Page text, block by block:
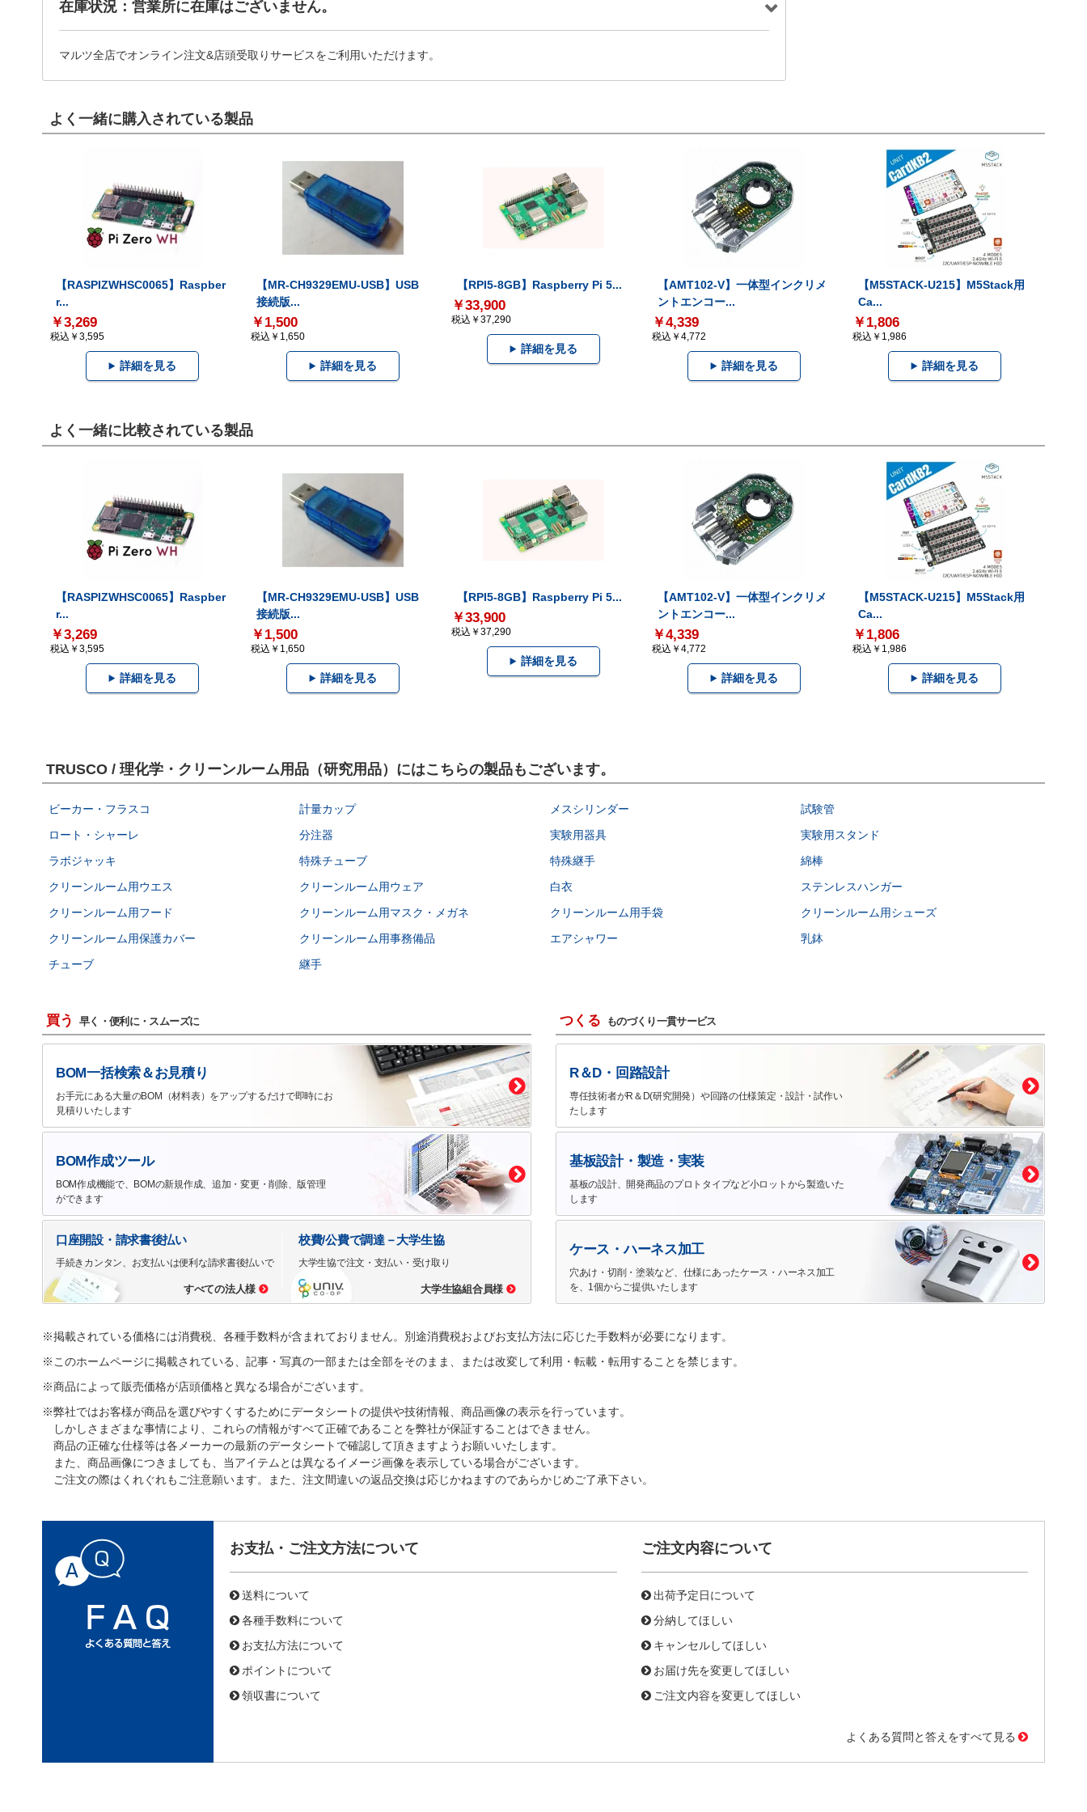
在庫状況：営業所に在庫はございません。
マルツ全店でオンライン注文&店頭受取りサービスをご利用いただけます。
よく一緒に購入されている製品
【RASPIZWHSC0065】Raspber
r...
￥3,269
税込￥3,595
詳細を見る
【MR-CH9329EMU-USB】USB
接続版...
￥1,500
税込￥1,650
詳細を見る
【RPI5-8GB】Raspberry Pi 5...
￥33,900
税込￥37,290
詳細を見る
【AMT102-V】一体型インクリメ
ントエンコー...
￥4,339
税込￥4,772
詳細を見る
【M5STACK-U215】M5Stack用
Ca...
￥1,806
税込￥1,986
詳細を見る
よく一緒に比較されている製品
【RASPIZWHSC0065】Raspber
r...
￥3,269
税込￥3,595
詳細を見る
【MR-CH9329EMU-USB】USB
接続版...
￥1,500
税込￥1,650
詳細を見る
【RPI5-8GB】Raspberry Pi 5...
￥33,900
税込￥37,290
詳細を見る
【AMT102-V】一体型インクリメ
ントエンコー...
￥4,339
税込￥4,772
詳細を見る
【M5STACK-U215】M5Stack用
Ca...
￥1,806
税込￥1,986
詳細を見る
TRUSCO / 理化学・クリーンルーム用品（研究用品）にはこちらの製品もございます。
ビーカー・フラスコ 計量カップ メスシリンダー
試験管
ロート・シャーレ
分注器 実験用器具
実験用スタンド
ラボジャッキ
特殊チューブ 特殊継手
綿棒
クリーンルーム用ウエス
クリーンルーム用ウェア 白衣
ステンレスハンガー
クリーンルーム用フード
クリーンルーム用マスク・メガネ クリーンルーム用手袋
クリーンルーム用シューズ
クリーンルーム用保護カバー
クリーンルーム用事務備品 エアシャワー
乳鉢
チューブ
継手
買う 早く・便利に・スムーズに
BOM一括検索＆お見積り
お手元にある大量のBOM（材料表）をアップするだけで即時にお
見積りいたします
BOM作成ツール
BOM作成機能で、BOMの新規作成、追加・変更・削除、版管理
ができます
口座開設・請求書後払い
手続きカンタン、お支払いは便利な請求書後払いで
すべての法人様
校費/公費で調達－大学生協
大学生協で注文・支払い・受け取り
大学生協組合員様
つくる ものづくり一貫サービス
R＆D・回路設計
専任技術者がR＆D(研究開発）や回路の仕様策定・設計・試作い
たします
基板設計・製造・実装
基板の設計、開発商品のプロトタイプなど小ロットから製造いた
します
ケース・ハーネス加工
穴あけ・切削・塗装など、仕様にあったケース・ハーネス加工
を、1個からご提供いたします
※掲載されている価格には消費税、各種手数料が含まれておりません。別途消費税およびお支払方法に応じた手数料が必要になります。
※このホームページに掲載されている、記事・写真の一部または全部をそのまま、または改変して利用・転載・転用することを禁じます。
※商品によって販売価格が店頭価格と異なる場合がございます。
※弊社ではお客様が商品を選びやすくするためにデータシートの提供や技術情報、商品画像の表示を行っています。
しかしさまざまな事情により、これらの情報がすべて正確であることを弊社が保証することはできません。
商品の正確な仕様等は各メーカーの最新のデータシートで確認して頂きますようお願いいたします。
また、商品画像につきましても、当アイテムとは異なるイメージ画像を表示している場合がございます。
ご注文の際はくれぐれもご注意願います。また、注文間違いの返品交換は応じかねますのであらかじめご了承下さい。
お支払・ご注文方法について
送料について
各種手数料について
お支払方法について
ポイントについて
領収書について
ご注文内容について
出荷予定日について
分納してほしい
キャンセルしてほしい
お届け先を変更してほしい
ご注文内容を変更してほしい
よくある質問と答えをすべて見る